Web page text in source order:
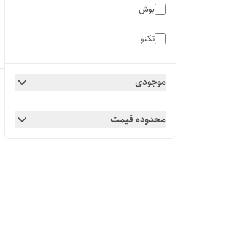
بوش
تکنو
دلمونتی
موجودی
محدوده قیمت